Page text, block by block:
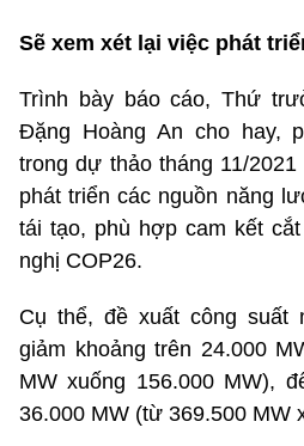
Sẽ xem xét lại việc phát
Trình bày báo cáo, Thứ
Đặng Hoàng An cho hay,
trong dự thảo tháng 11/
phát triển các nguồn năng
tái tạo, phù hợp cam kết
nghị COP26.
Cụ thể, đề xuất công suất
giảm khoảng trên 24.000
MW xuống 156.000 MW),
36.000 MW (từ 369.500 MW